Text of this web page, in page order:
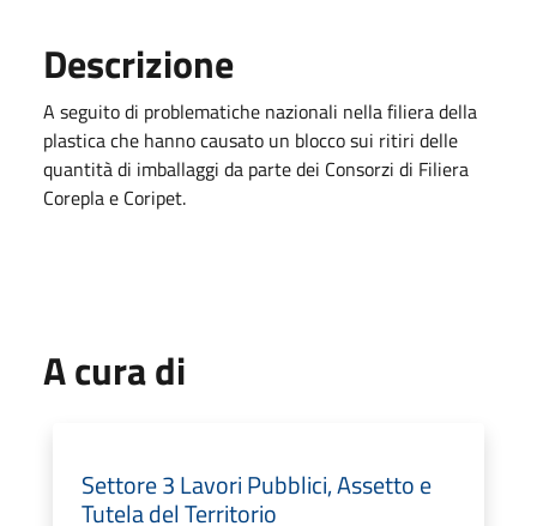
Descrizione
A seguito di problematiche nazionali nella filiera della
plastica che hanno causato un blocco sui ritiri delle
quantità di imballaggi da parte dei Consorzi di Filiera
Corepla e Coripet.
A cura di
Settore 3 Lavori Pubblici, Assetto e
Tutela del Territorio